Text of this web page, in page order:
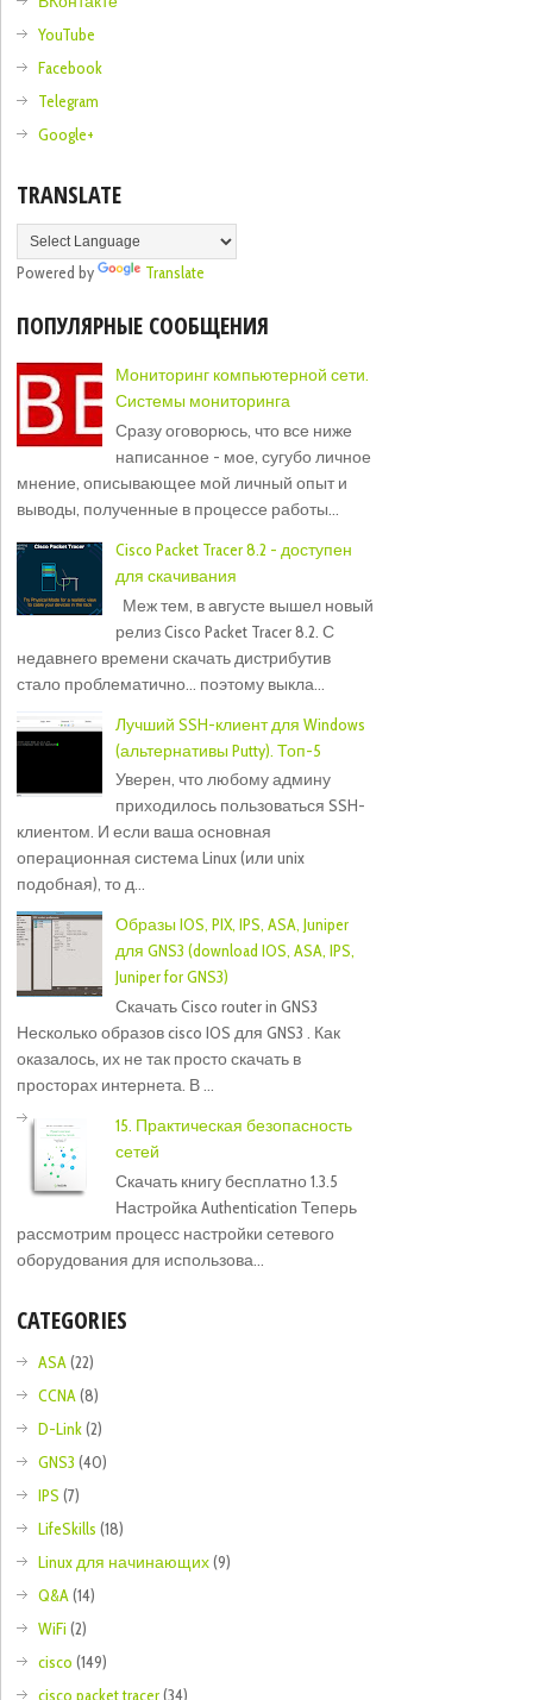
YouTube
Facebook
Telegram
Google+
TRANSLATE
Powered by Translate
ПОПУЛЯРНЫЕ СООБЩЕНИЯ
Мониторинг компьютерной сети.
Системы мониторинга
Сразу оговорюсь, что все ниже
написанное - мое, сугубо личное
мнение, описывающее мой личный опыт и
выводы, полученные в процессе работы...
Cisco Packet Tracer 8.2 - доступен
для скачивания
Меж тем, в августе вышел новый
релиз Cisco Packet Tracer 8.2. С
недавнего времени скачать дистрибутив
стало проблематично... поэтому выкла...
Лучший SSH-клиент для Windows
(альтернативы Putty). Топ-5
Уверен, что любому админу
приходилось пользоваться SSH-
клиентом. И если ваша основная
операционная система Linux (или unix
подобная), то д...
Образы IOS, PIX, IPS, ASA, Juniper
для GNS3 (download IOS, ASA, IPS,
Juniper for GNS3)
Скачать Cisco router in GNS3
Несколько образов cisco IOS для GNS3 . Как
оказалось, их не так просто скачать в
просторах интернета. В ...
15. Практическая безопасность
сетей
Скачать книгу бесплатно 1.3.5
Настройка Authentication Теперь
рассмотрим процесс настройки сетевого
оборудования для использова...
CATEGORIES
ASA(22)
CCNA(8)
D-Link(2)
GNS3 (40)
IPS (7)
LifeSkills (18)
Linux для начинающих(9)
Q&A(14)
WiFi (2)
cisco (149)
cisco packet tracer(34)